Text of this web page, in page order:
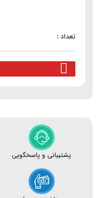
پشتیبانی و پاسخگویی